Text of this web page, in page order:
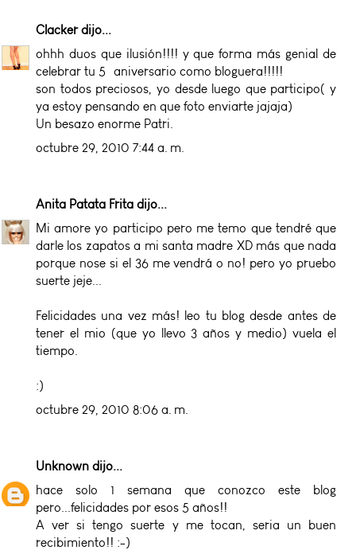
Clackerdijo...
ohhh duos que ilusión!!!! y que forma más genial de
celebrar tu 5º aniversario como bloguera!!!!!
son todos preciosos, yo desde luego que participo( y
ya estoy pensando en que foto enviarte jajaja)
Un besazo enorme Patri.
octubre 29, 2010 7:44 a. m.
Anita Patata Frita dijo...
Mi amore yo participo pero me temo que tendré que
darle los zapatos a mi santa madre XD más que nada
porque nose si el 36 me vendrá o no! pero yo pruebo
suerte jeje...
Felicidades una vez más! leo tu blog desde antes de
tener el mio (que yo llevo 3 años y medio) vuela el
tiempo.
:)
octubre 29, 2010 8:06 a. m.
Unknown dijo...
hace solo 1 semana que conozco este blog
pero...felicidades por esos 5 años!!
A ver si tengo suerte y me tocan, seria un buen
recibimiento!! :-)